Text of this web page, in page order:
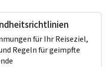
für Ihr Reiseziel,
Regeln für geimpfte